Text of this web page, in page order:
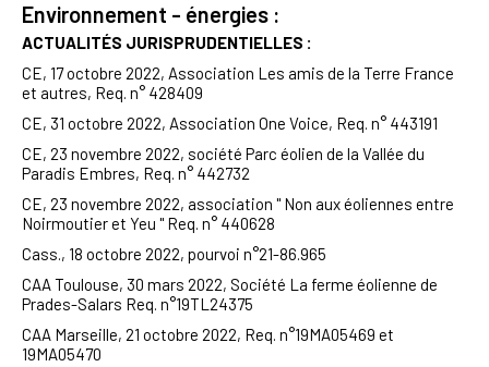
Environnement - énergies :
ACTUALITÉS JURISPRUDENTIELLES :
CE, 17 octobre 2022, Association Les amis de la Terre France
et autres, Req. n° 428409
CE, 31 octobre 2022, Association One Voice, Req. n° 443191
CE, 23 novembre 2022, société Parc éolien de la Vallée du
Paradis Embres, Req. n° 442732
CE, 23 novembre 2022, association " Non aux éoliennes entre
Noirmoutier et Yeu " Req. n° 440628
Cass., 18 octobre 2022, pourvoi n°21-86.965
CAA Toulouse, 30 mars 2022, Société La ferme éolienne de
Prades-Salars Req. n°19TL24375
CAA Marseille, 21 octobre 2022, Req. n°19MA05469 et
19MA05470